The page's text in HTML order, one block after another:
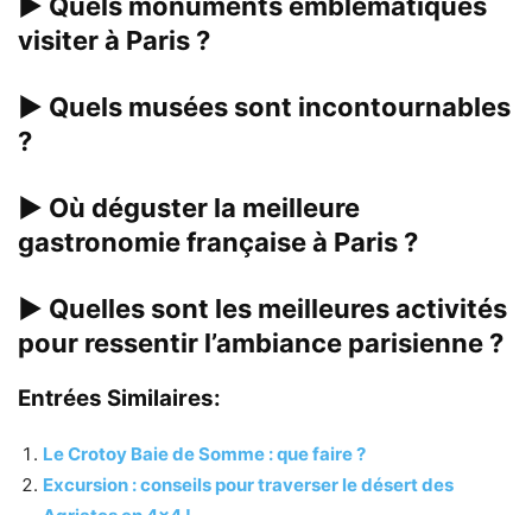
visiter à Paris ?
▶ Quels musées sont incontournables
?
▶ Où déguster la meilleure
gastronomie française à Paris ?
▶ Quelles sont les meilleures activités
pour ressentir l’ambiance parisienne ?
Entrées Similaires:
Le Crotoy Baie de Somme : que faire ?
Excursion : conseils pour traverser le désert des